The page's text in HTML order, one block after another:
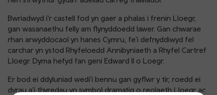
Bwriadwyd i'r castell fod yn gaer a phalas i frenin Lloegr,
gan wasanaethu felly am flynyddoedd lawer. Gan chwarae
rhan arwyddocaol yn hanes Cymru, fe'i defnyddiwyd fel
carchar yn ystod Rhyfeloedd Annibyniaeth a Rhyfel Cartref
Lloegr. Dyma hefyd fan geni Edward II o Loegr.
Er bod ei ddyluniad wedi'i bennu gan gyflwr y tir, roedd ei
dyrau a'i thyredau yn symbol dramatig o reolaeth Lloegr ac